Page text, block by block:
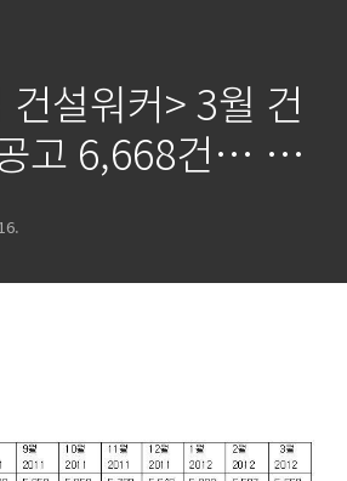
설워커> 3월 건
고 6,668건… 전